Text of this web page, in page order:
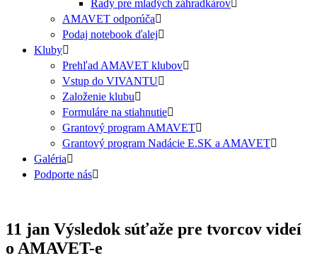
Rady pre mladých záhradkárov
AMAVET odporúča
Podaj notebook ďalej
Kluby
Prehľad AMAVET klubov
Vstup do VIVANTU
Založenie klubu
Formuláre na stiahnutie
Grantový program AMAVET
Grantový program Nadácie E.SK a AMAVET
Galéria
Podporte nás
11 jan Výsledok súťaže pre tvorcov videí
o AMAVET-e